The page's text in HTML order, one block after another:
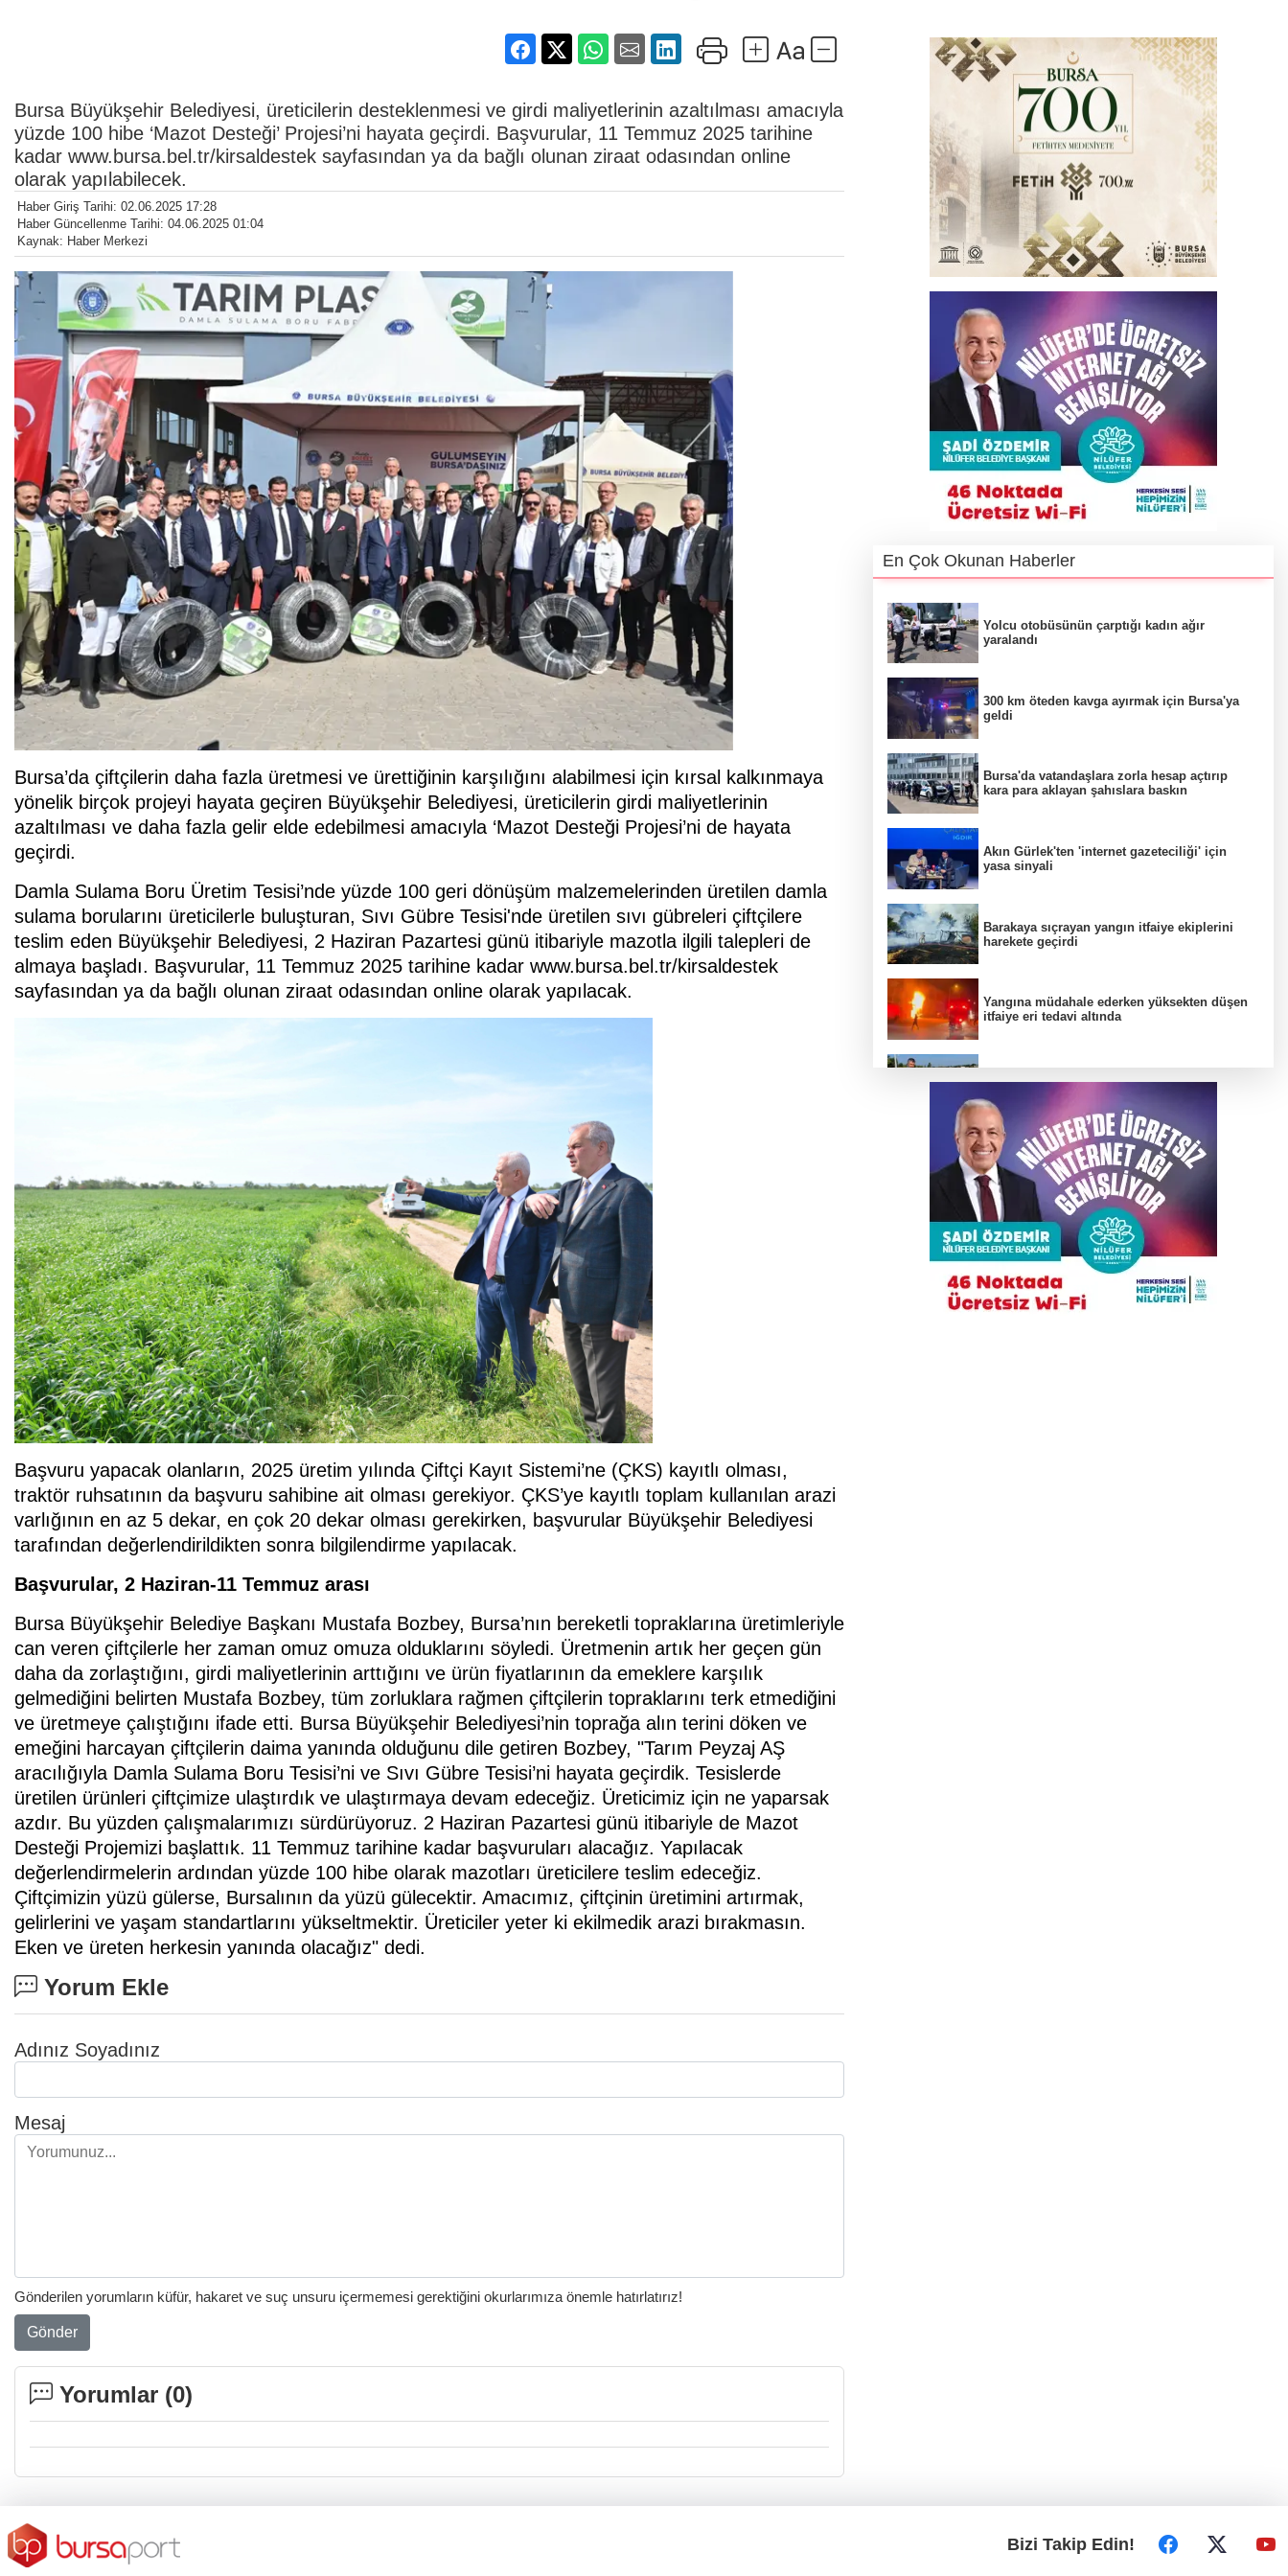
Bursa Büyükşehir Belediyesi, üreticilerin desteklenmesi ve girdi maliyetlerinin azaltılması amacıyla
yüzde 100 hibe ‘Mazot Desteği’ Projesi’ni hayata geçirdi. Başvurular, 11 Temmuz 2025 tarihine
kadar www.bursa.bel.tr/kirsaldestek sayfasından ya da bağlı olunan ziraat odasından online
olarak yapılabilecek.
Haber Giriş Tarihi: 02.06.2025 17:28
Haber Güncellenme Tarihi: 04.06.2025 01:04
Kaynak: Haber Merkezi
Bursa’da çiftçilerin daha fazla üretmesi ve ürettiğinin karşılığını alabilmesi için kırsal kalkınmaya
yönelik birçok projeyi hayata geçiren Büyükşehir Belediyesi, üreticilerin girdi maliyetlerinin
azaltılması ve daha fazla gelir elde edebilmesi amacıyla ‘Mazot Desteği Projesi’ni de hayata
geçirdi.
Damla Sulama Boru Üretim Tesisi’nde yüzde 100 geri dönüşüm malzemelerinden üretilen damla
sulama borularını üreticilerle buluşturan, Sıvı Gübre Tesisi'nde üretilen sıvı gübreleri çiftçilere
teslim eden Büyükşehir Belediyesi, 2 Haziran Pazartesi günü itibariyle mazotla ilgili talepleri de
almaya başladı. Başvurular, 11 Temmuz 2025 tarihine kadar www.bursa.bel.tr/kirsaldestek
sayfasından ya da bağlı olunan ziraat odasından online olarak yapılacak.
Başvuru yapacak olanların, 2025 üretim yılında Çiftçi Kayıt Sistemi’ne (ÇKS) kayıtlı olması,
traktör ruhsatının da başvuru sahibine ait olması gerekiyor. ÇKS’ye kayıtlı toplam kullanılan arazi
varlığının en az 5 dekar, en çok 20 dekar olması gerekirken, başvurular Büyükşehir Belediyesi
tarafından değerlendirildikten sonra bilgilendirme yapılacak.
Başvurular, 2 Haziran-11 Temmuz arası
Bursa Büyükşehir Belediye Başkanı Mustafa Bozbey, Bursa’nın bereketli topraklarına üretimleriyle
can veren çiftçilerle her zaman omuz omuza olduklarını söyledi. Üretmenin artık her geçen gün
daha da zorlaştığını, girdi maliyetlerinin arttığını ve ürün fiyatlarının da emeklere karşılık
gelmediğini belirten Mustafa Bozbey, tüm zorluklara rağmen çiftçilerin topraklarını terk etmediğini
ve üretmeye çalıştığını ifade etti. Bursa Büyükşehir Belediyesi’nin toprağa alın terini döken ve
emeğini harcayan çiftçilerin daima yanında olduğunu dile getiren Bozbey, "Tarım Peyzaj AŞ
aracılığıyla Damla Sulama Boru Tesisi’ni ve Sıvı Gübre Tesisi’ni hayata geçirdik. Tesislerde
üretilen ürünleri çiftçimize ulaştırdık ve ulaştırmaya devam edeceğiz. Üreticimiz için ne yaparsak
azdır. Bu yüzden çalışmalarımızı sürdürüyoruz. 2 Haziran Pazartesi günü itibariyle de Mazot
Desteği Projemizi başlattık. 11 Temmuz tarihine kadar başvuruları alacağız. Yapılacak
değerlendirmelerin ardından yüzde 100 hibe olarak mazotları üreticilere teslim edeceğiz.
Çiftçimizin yüzü gülerse, Bursalının da yüzü gülecektir. Amacımız, çiftçinin üretimini artırmak,
gelirlerini ve yaşam standartlarını yükseltmektir. Üreticiler yeter ki ekilmedik arazi bırakmasın.
Eken ve üreten herkesin yanında olacağız" dedi.
Yorum Ekle
Adınız Soyadınız
Mesaj
Gönderilen yorumların küfür, hakaret ve suç unsuru içermemesi gerektiğini okurlarımıza önemle hatırlatırız!
Gönder
Yorumlar (0)
En Çok Okunan Haberler
Yolcu otobüsünün çarptığı kadın ağır
yaralandı
300 km öteden kavga ayırmak için Bursa'ya
geldi
Bursa'da vatandaşlara zorla hesap açtırıp
kara para aklayan şahıslara baskın
Akın Gürlek'ten 'internet gazeteciliği' için
yasa sinyali
Barakaya sıçrayan yangın itfaiye ekiplerini
harekete geçirdi
Yangına müdahale ederken yüksekten düşen
itfaiye eri tedavi altında
Büyükşehir’den İnegöl’e ulaşım hamlesi
Karacabey Belediyespor’dan 5 imza birden
TEKNOSAB KOBİ OSB tanıtıldı
Bakanlığa sahte diploma soruları: 419
usulsüz denklik, yanıt yok
Bizi Takip Edin!